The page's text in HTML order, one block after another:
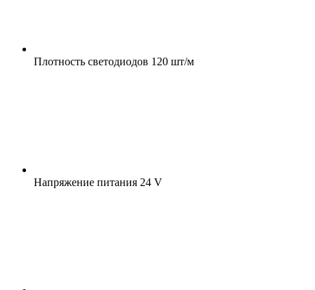
Плотность светодиодов 120 шт/м
Напряжение питания 24 V